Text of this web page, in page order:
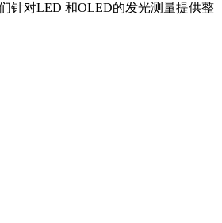
针对LED 和OLED的发光测量提供整